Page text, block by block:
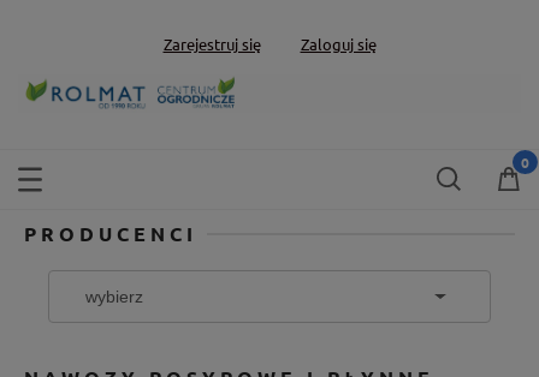
Zarejestruj się Zaloguj się
PRODUCENCI